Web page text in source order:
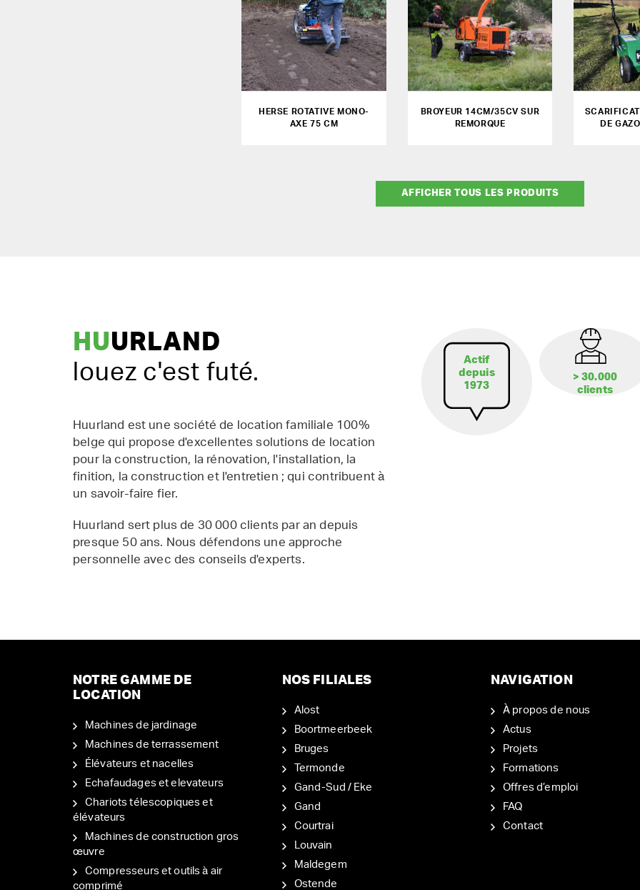
HERSE ROTATIVE MONO-
AXE 75 CM
BROYEUR 14CM/35CV SUR
REMORQUE
DE
AFFICHER TOUS LES PRODUITS
HUURLAND
louez c'est futé.
Huurland est une société de location familiale 100%
belge qui propose d'excellentes solutions de location
pour la construction, la rénovation, l'installation, la
finition, la construction et l'entretien ; qui contribuent à
un savoir-faire fier.
Huurland sert plus de 30 000 clients par an depuis
presque 50 ans. Nous défendons une approche
personnelle avec des conseils d'experts.
Actif
depuis
1973
> 30.000
clients
NOTRE GAMME DE
LOCATION
Machines de jardinage
Machines de terrassement
Élévateurs et nacelles
Echafaudages et elevateurs
Chariots télescopiques et
élévateurs
Machines de construction gros
œuvre
Compresseurs et outils à air
comprimé
NOS FILIALES
Alost
Boortmeerbeek
Bruges
Termonde
Gand-Sud / Eke
Gand
Courtrai
Louvain
Maldegem
Ostende
NAVIGATION
À propos de nous
Actus
Projets
Formations
Offres d’emploi
FAQ
Contact